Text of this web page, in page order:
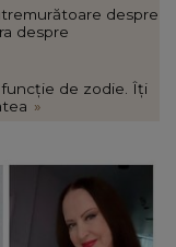
despre
despre
de zodie. Îți
»